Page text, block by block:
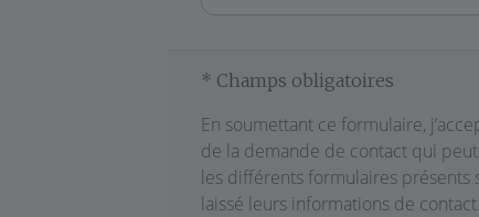
* Champs obligatoires
En soumettant ce formulaire,
de la demande de contact qui
les différents formulaires
laissé leurs informations de contact.